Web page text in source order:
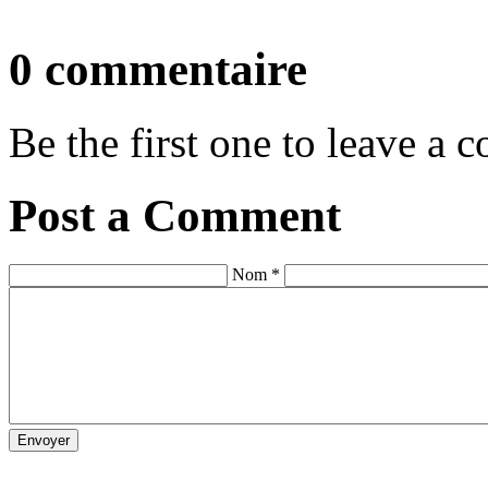
0 commentaire
Be the first one to leave a
Post a Comment
Nom *